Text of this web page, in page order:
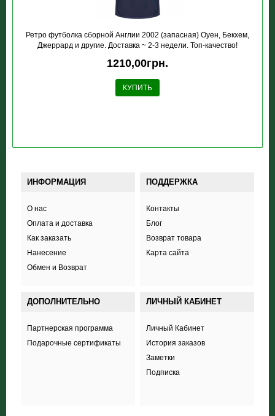
Ретро футболка сборной Англии 2002 (запасная) Оуен, Бекхем,
Джеррард и другие. Доставка ~ 2-3 недели. Топ-качество!
1210,00грн.
КУПИТЬ
ИНФОРМАЦИЯ
О нас
Оплата и доставка
Как заказать
Нанесение
Обмен и Возврат
ПОДДЕРЖКА
Контакты
Блог
Возврат товара
Карта сайта
ДОПОЛНИТЕЛЬНО
Партнерская программа
Подарочные сертификаты
ЛИЧНЫЙ КАБИНЕТ
Личный Кабинет
История заказов
Заметки
Подписка